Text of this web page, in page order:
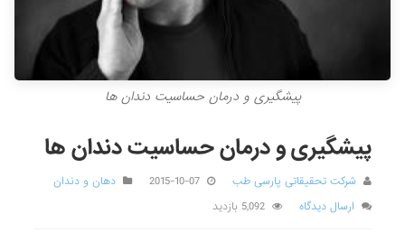
پیشگیری و درمان حساسیت دندان ها
پیشگیری و درمان حساسیت دندان ها
شرکت تحقیقاتی پارسی طب 2015-10-07
دهان و دندان
ارسال دیدگاه
5,092 بازدید